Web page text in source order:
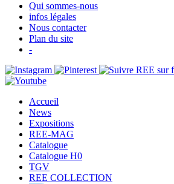
Qui sommes-nous
infos légales
Nous contacter
Plan du site
-
Accueil
News
Expositions
REE-MAG
Catalogue
Catalogue H0
TGV
REE COLLECTION